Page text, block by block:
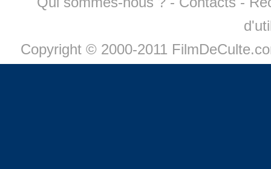
Copyright © 2000-2011